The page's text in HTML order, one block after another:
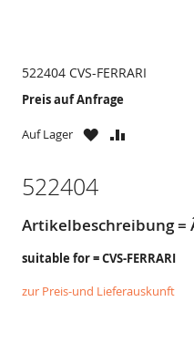
522404 CVS-FERRARI
Preis auf Anfrage
Auf Lager
ZU
ZU
522404
Artikelbeschreibung =
suitable for = CVS-FERRARI
zur Preis-und Lieferauskunft